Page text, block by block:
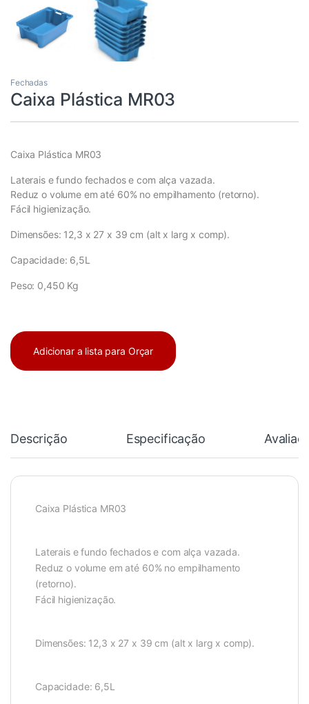
Fechadas
Caixa Plástica MR03
Caixa Plástica MR03
Laterais e fundo fechados e com alça vazada.
Reduz o volume em até 60% no empilhamento (retorno).
Fácil higienização.
Dimensões: 12,3 x 27 x 39 cm (alt x larg x comp).
Capacidade: 6,5L
Peso: 0,450 Kg
Adicionar a lista para Orçar
Descrição Especificação
Caixa Plástica MR03
Laterais e fundo fechados e com alça vazada.
Reduz o volume em até 60% no empilhamento
(retorno).
Fácil higienização.
Dimensões: 12,3 x 27 x 39 cm (alt x larg x comp).
Capacidade: 6,5L